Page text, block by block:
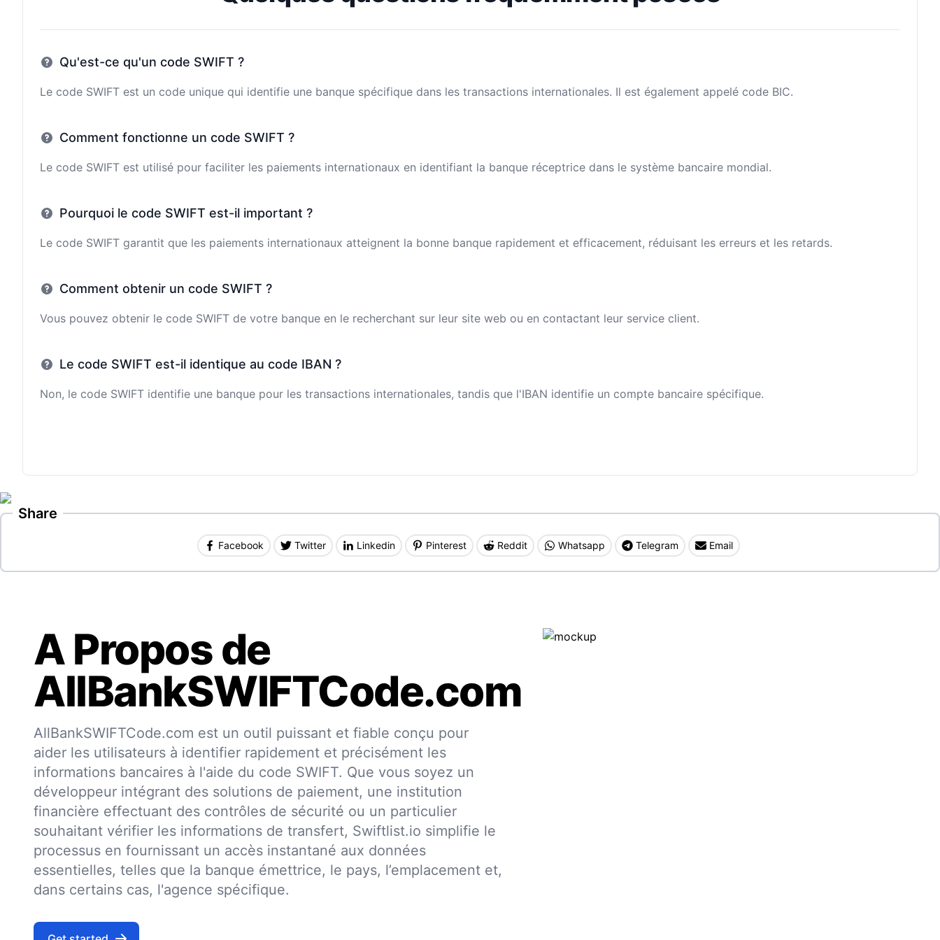
Qu'est-ce qu'un code SWIFT ?
Le code SWIFT est un code unique qui identifie une banque spécifique dans les transactions internationales. Il est également appelé code BIC.
Comment fonctionne un code SWIFT ?
Le code SWIFT est utilisé pour faciliter les paiements internationaux en identifiant la banque réceptrice dans le système bancaire mondial.
Pourquoi le code SWIFT est-il important ?
Le code SWIFT garantit que les paiements internationaux atteignent la bonne banque rapidement et efficacement, réduisant les erreurs et les retards.
Comment obtenir un code SWIFT ?
Vous pouvez obtenir le code SWIFT de votre banque en le recherchant sur leur site web ou en contactant leur service client.
Le code SWIFT est-il identique au code IBAN ?
Non, le code SWIFT identifie une banque pour les transactions internationales, tandis que l'IBAN identifie un compte bancaire spécifique.
Share
Facebook Twitter Linkedin Pinterest Reddit Whatsapp Telegram Email
A Propos de
AllBankSWIFTCode.com
AllBankSWIFTCode.com est un outil puissant et fiable conçu pour
aider les utilisateurs à identifier rapidement et précisément les
informations bancaires à l'aide du code SWIFT. Que vous soyez un
développeur intégrant des solutions de paiement, une institution
financière effectuant des contrôles de sécurité ou un particulier
souhaitant vérifier les informations de transfert, Swiftlist.io simplifie le
processus en fournissant un accès instantané aux données
essentielles, telles que la banque émettrice, le pays, l’emplacement et,
dans certains cas, l'agence spécifique.